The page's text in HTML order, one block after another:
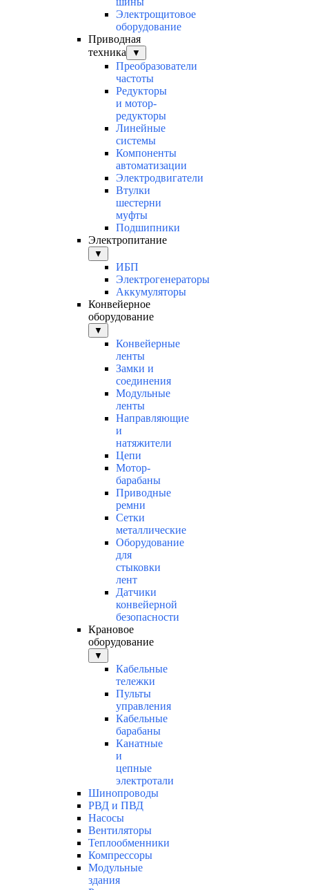
Электрощитовое
оборудование
Приводная
техника
▼
Преобразователи
частоты
Редукторы
и мотор-
редукторы
Линейные
системы
Компоненты
автоматизации
Электродвигатели
Втулки
шестерни
муфты
Подшипники
Электропитание
▼
ИБП
Электрогенераторы
Аккумуляторы
Конвейерное
оборудование
▼
Конвейерные
ленты
Замки и
соединения
Модульные
ленты
Направляющие
и
натяжители
Цепи
Мотор-
барабаны
Приводные
ремни
Сетки
металлические
Оборудование
для
стыковки
лент
Датчики
конвейерной
безопасности
Крановое
оборудование
▼
Кабельные
тележки
Пульты
управления
Кабельные
барабаны
Канатные
и
цепные
электротали
Шинопроводы
РВД и ПВД
Насосы
Вентиляторы
Теплообменники
Компрессоры
Модульные
здания